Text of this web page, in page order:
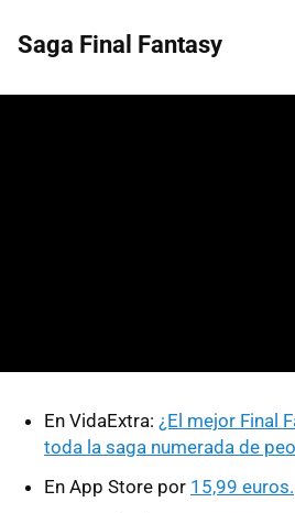
Saga Final Fantasy
En VidaExtra: ¿El mejor Final
toda la saga numerada de
En App Store por 15,99 euros.